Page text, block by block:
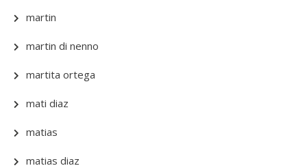
martin
martin di nenno
martita ortega
mati diaz
matias
matias diaz